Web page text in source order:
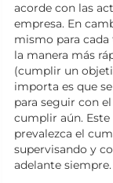
acorde con las
empresa. En
mismo para
la manera más
(cumplir un
importa es que
para seguir con
cumplir aún.
prevalezca el
supervisando y
adelante siempre.